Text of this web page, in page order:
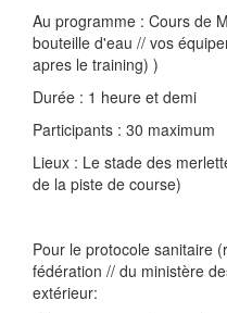
Au programme : Cours de
bouteille d'eau // vos
apres le training) )
Durée : 1 heure et demi
Participants : 30 maximum
Lieux : Le stade des
de la piste de course)
Pour le protocole sanitaire
fédération // du ministère
extérieur: